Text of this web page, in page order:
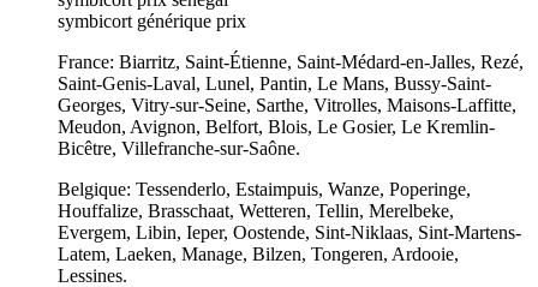
symbicort générique prix
France: Biarritz, Saint-Étienne, Saint-Médard-en-Jalles, Rezé,
Saint-Genis-Laval, Lunel, Pantin, Le Mans, Bussy-Saint-
Georges, Vitry-sur-Seine, Sarthe, Vitrolles, Maisons-Laffitte,
Meudon, Avignon, Belfort, Blois, Le Gosier, Le Kremlin-
Bicêtre, Villefranche-sur-Saône.
Belgique: Tessenderlo, Estaimpuis, Wanze, Poperinge,
Houffalize, Brasschaat, Wetteren, Tellin, Merelbeke,
Evergem, Libin, Ieper, Oostende, Sint-Niklaas, Sint-Martens-
Latem, Laeken, Manage, Bilzen, Tongeren, Ardooie,
Lessines.